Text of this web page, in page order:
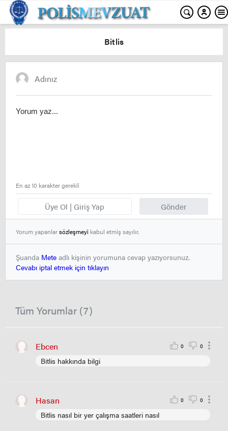
Bitlis
Üye Ol | Giriş Yap Gönder
En az 10 karakter gerekli
Yorum yapanlarsözleşmeyi kabul etmiş sayılır.
Şuanda Mete adlı kişinin yorumuna cevap yazıyorsunuz.
Cevabı iptal etmek için tıklayın
Tüm Yorumlar (7)
Ebcen 0 0
Bitlis hakkında bilgi
Hasan 0 0
Bitlis nasıl bir yer çalışma saatleri nasıl